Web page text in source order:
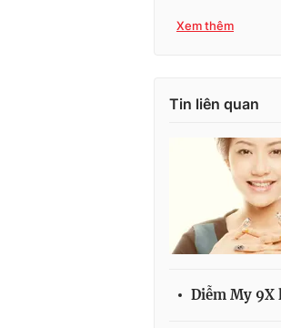
Xem thêm
Tin liên quan
Diễm My 9X